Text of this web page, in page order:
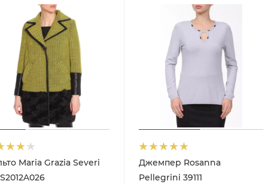
Maria Grazia Severi
Джемпер Rosanna
Pellegrini 39111